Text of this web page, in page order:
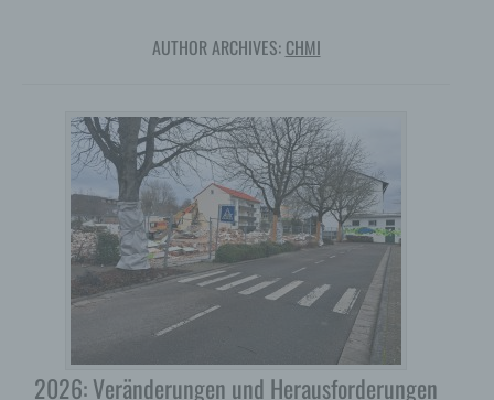
AUTHOR ARCHIVES: CHMI
2026: Veränderungen und Herausforderungen